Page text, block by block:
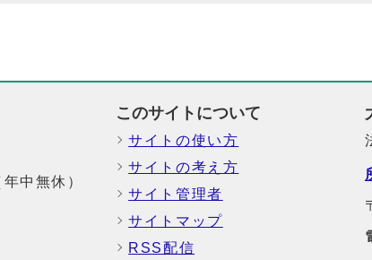
中無休）
このサイトについて
サイトの使い方
サイトの考え方
サイト管理者
サイトマップ
RSS配信